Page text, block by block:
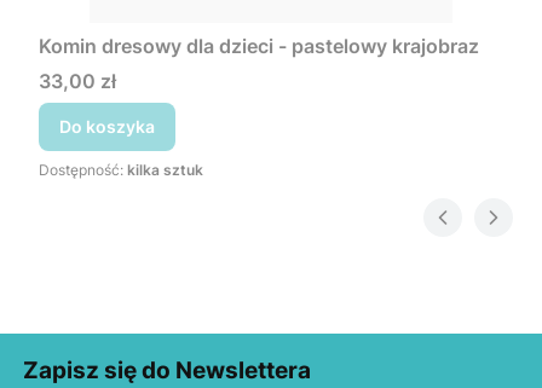
Komin dresowy dla dzieci - pastelowy krajobraz
Cena
33,00 zł
Do koszyka
Dostępność: kilka sztuk
Zapisz się do Newslettera